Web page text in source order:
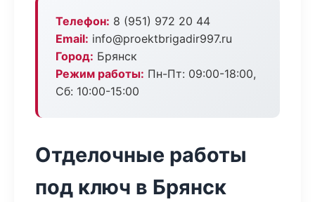
Телефон: 8 (951) 972 20 44
Email: info@proektbrigadir997.ru
Город: Брянск
Режим работы: Пн-Пт: 09:00-18:00,
Сб: 10:00-15:00
Отделочные работы
под ключ в Брянск